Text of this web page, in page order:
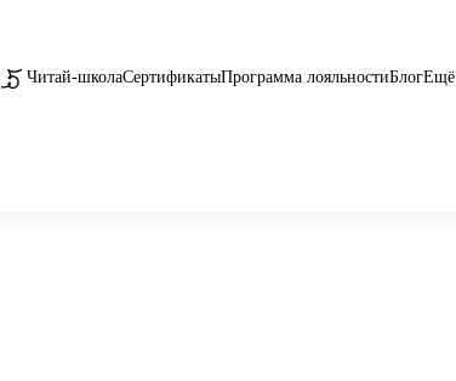
Читай-школаСертификатыПрограмма лояльностиБлогЕщё